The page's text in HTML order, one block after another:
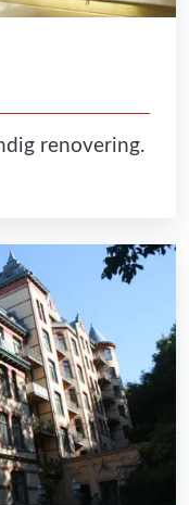
renovering.